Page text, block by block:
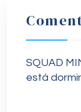
SQUAD
está